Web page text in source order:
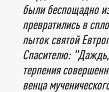
были беспощадно
превратились в
пыток святой
Спасителю:
терпения
венца